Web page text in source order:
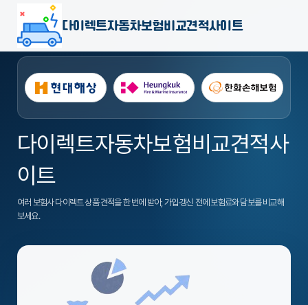
다이렉트자동차보험비교견적사이트
다이렉트자동차보험비교견적사
이트
여러 보험사 다이렉트 상품 견적을 한 번에 받아, 가입·갱신 전에 보험료와 담보를 비교해
보세요.